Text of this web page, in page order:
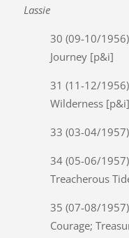
Lassie
30 (09-10/
Journey [p&i]
31 (11-12/
Wilderness
33 (03-04/
34 (05-06/1957)
Treacherous
35 (07-08/
Courage;